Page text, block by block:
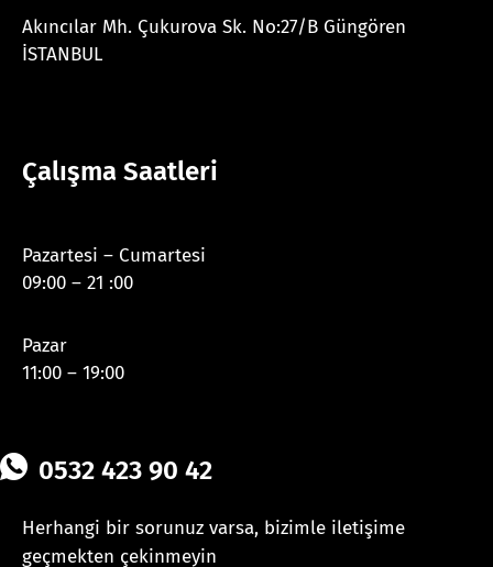
Akıncılar Mh. Çukurova Sk. No:27/B Güngören
İSTANBUL
Çalışma Saatleri
Pazartesi – Cumartesi
09:00 – 21 :00
Pazar
11:00 – 19:00
0532 423 90 42
Herhangi bir sorunuz varsa, bizimle iletişime
geçmekten çekinmeyin